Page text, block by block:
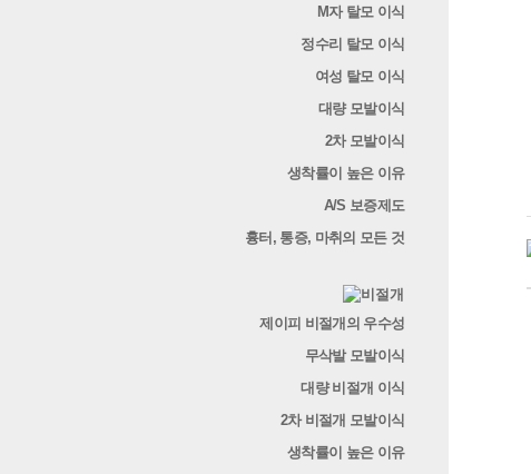
M자 탈모 이식
정수리 탈모 이식
여성 탈모 이식
대량 모발이식
2차 모발이식
생착률이 높은 이유
A/S 보증제도
흉터, 통증, 마취의 모든 것
제이피 비절개의 우수성
무삭발 모발이식
대량 비절개 이식
2차 비절개 모발이식
생착률이 높은 이유